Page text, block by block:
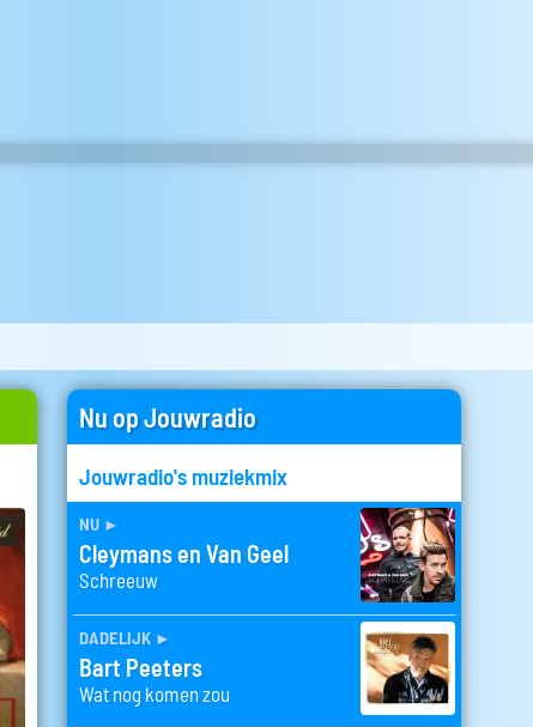
Nu op Jouwradio
Jouwradio's muziekmix
nu ►
Cleymans en Van Geel
Schreeuw
dadelijk ►
Bart Peeters
Wat nog komen zou